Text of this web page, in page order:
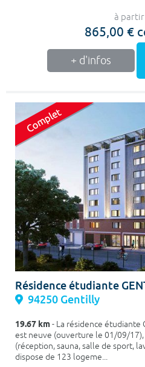
à
865,00 €
+ d'infos
Résidence étudiante
94250 Gentilly
19.67 km- La résidence étudiante
est neuve (ouverture le 01/09/
(réception, sauna, salle de sport,
dispose de 123 logeme...